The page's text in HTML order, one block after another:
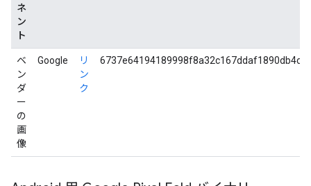
ネ
ン
ト
ベ
ン
ダ
ー
の
画
像
Google
リ
ン
ク